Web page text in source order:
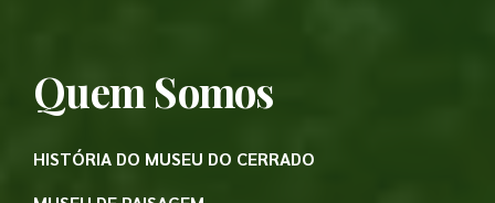
Quem Somos
HISTÓRIA DO MUSEU DO CERRADO